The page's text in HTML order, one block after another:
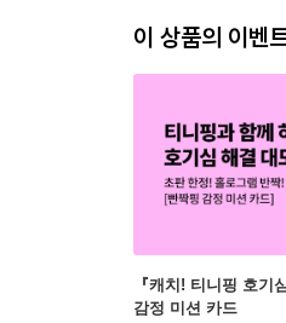
이 상품의 이벤
『캐치! 티니핑 호기
감정 미션 카드